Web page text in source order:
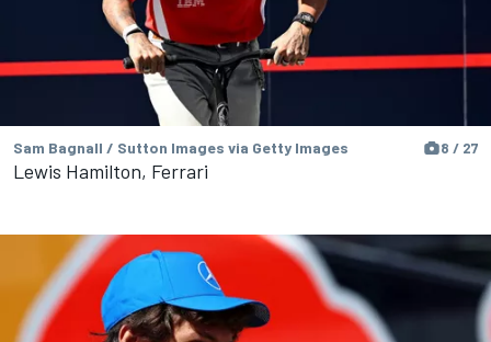
Sam Bagnall / Sutton Images via Getty Images 8 / 27
Lewis Hamilton, Ferrari